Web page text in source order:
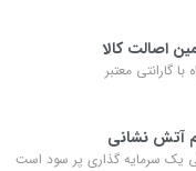
اصالت کالا
با گارانتی معتبر
آتش نشانی
یک سرمایه گذاری پر سود است